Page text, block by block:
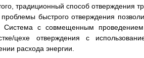
традиционный способ отверждения
быстрого отверждения
Система с совмещенным
цехе отверждения с
расхода энергии.